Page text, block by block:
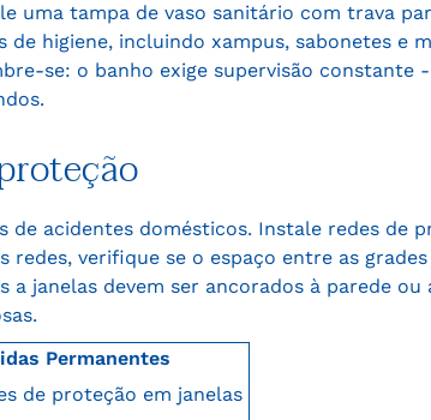
uma tampa de vaso sanitário com trava
higiene, incluindo xampus, sabonetes e
se: o banho exige supervisão constante
acidentes domésticos. Instale redes de
redes, verifique se o espaço entre as
janelas devem ser ancorados à parede
Permanentes
de proteção em janelas